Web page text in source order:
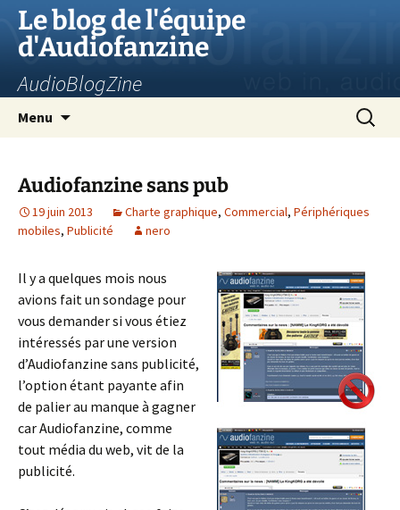
Aller
contenu
Le blog de l'équipe
d'Audiofanzine
AudioBlogZine
Menu
Audiofanzine sans pub
19 juin 2013 Charte graphique, Commercial, Périphériques
mobiles, Publicité nero
Il y a quelques mois nous
avions fait un sondage pour
vous demander si vous étiez
intéressés par une version
d’Audiofanzine sans publicité,
l’option étant payante afin
de palier au manque à gagner
car Audiofanzine, comme
tout média du web, vit de la
publicité.